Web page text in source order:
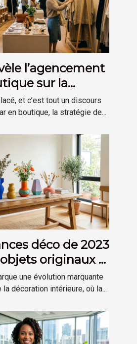
l’agencement
sur la
marque
et c’est tout un discours
en boutique, la stratégie de...
déco de 2023
objets originaux à
une évolution marquante
décoration intérieure, où la...